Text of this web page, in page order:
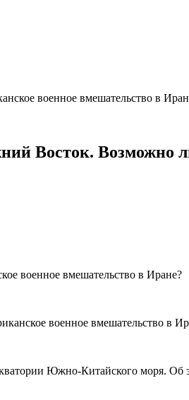
военное вмешательство в
Восток. Возможно
Южно-Китайского моря. Об